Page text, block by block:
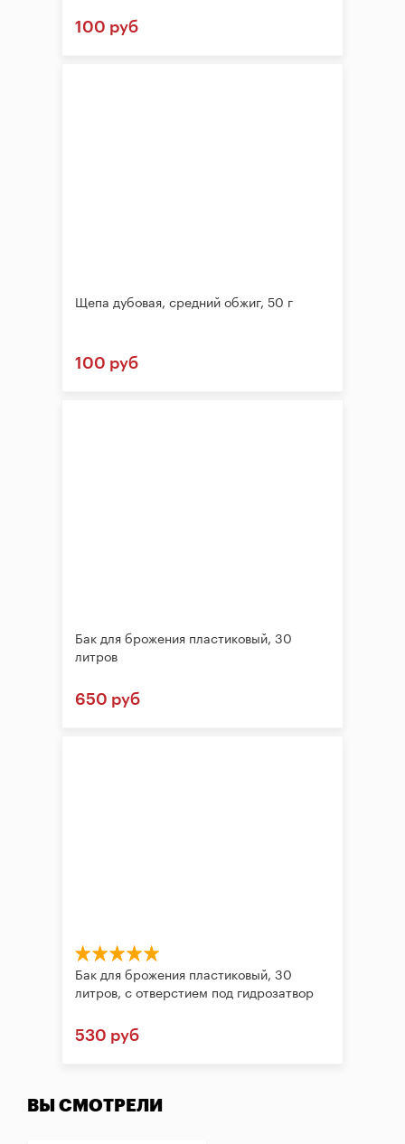
100 руб
Щепа дубовая, средний обжиг, 50 г
100 руб
Бак для брожения пластиковый, 30
литров
650 руб
Бак для брожения пластиковый, 30
литров, с отверстием под гидрозатвор
530 руб
ВЫ СМОТРЕЛИ